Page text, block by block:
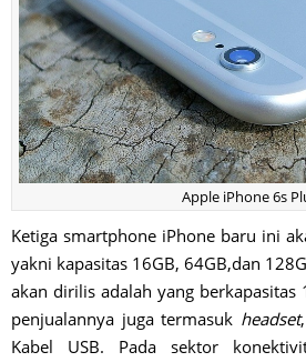
Apple iPhone 6s
Ketiga smartphone iPhone baru ini
yakni kapasitas 16GB, 64GB,dan
akan dirilis adalah yang berkapasitas
penjualannya juga termasuk headset,
Kabel USB. Pada sektor